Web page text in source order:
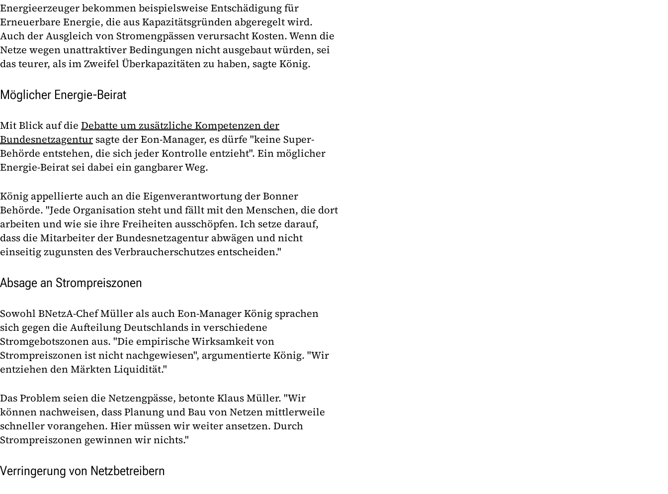
Energieerzeuger bekommen beispielsweise Entschädigung für
Erneuerbare Energie, die aus Kapazitätsgründen abgeregelt wird.
Auch der Ausgleich von Stromengpässen verursacht Kosten. Wenn die
Netze wegen unattraktiver Bedingungen nicht ausgebaut würden, sei
das teurer, als im Zweifel Überkapazitäten zu haben, sagte König.
Möglicher Energie-Beirat
Mit Blick auf die Debatte um zusätzliche Kompetenzen der
Bundesnetzagentur sagte der Eon-Manager, es dürfe "keine Super-
Behörde entstehen, die sich jeder Kontrolle entzieht". Ein möglicher
Energie-Beirat sei dabei ein gangbarer Weg.
König appellierte auch an die Eigenverantwortung der Bonner
Behörde. "Jede Organisation steht und fällt mit den Menschen, die dort
arbeiten und wie sie ihre Freiheiten ausschöpfen. Ich setze darauf,
dass die Mitarbeiter der Bundesnetzagentur abwägen und nicht
einseitig zugunsten des Verbraucherschutzes entscheiden."
Absage an Strompreiszonen
Sowohl BNetzA-Chef Müller als auch Eon-Manager König sprachen
sich gegen die Aufteilung Deutschlands in verschiedene
Stromgebotszonen aus. "Die empirische Wirksamkeit von
Strompreiszonen ist nicht nachgewiesen", argumentierte König. "Wir
entziehen den Märkten Liquidität."
Das Problem seien die Netzengpässe, betonte Klaus Müller. "Wir
können nachweisen, dass Planung und Bau von Netzen mittlerweile
schneller vorangehen. Hier müssen wir weiter ansetzen. Durch
Strompreiszonen gewinnen wir nichts."
Verringerung von Netzbetreibern